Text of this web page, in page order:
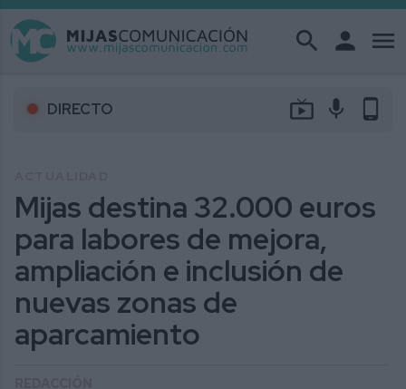
search person menu
DIRECTO live_tv mic phone_android
Mijas destina 32.000 euros
para labores de mejora,
ampliación e inclusión de
nuevas zonas de
aparcamiento